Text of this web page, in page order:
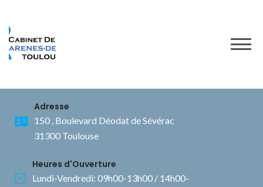
content
Adresse
150 , Boulevard Déodat de Sévérac
31300 Toulouse
Heures d'Ouverture
Lundi-Vendredi: 09h00-13h00 / 14h00-